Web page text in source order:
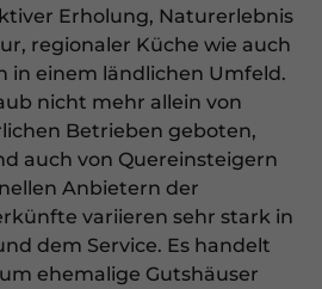
Erholung, Naturerlebnis
regionaler Küche wie auch
in einem ländlichen Umfeld.
nicht mehr allein von
Betrieben geboten,
auch von Quereinsteigern
Anbietern der
variieren sehr stark in
dem Service. Es handelt
ehemalige Gutshäuser